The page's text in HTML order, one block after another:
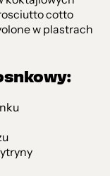
cotto
w plastrach